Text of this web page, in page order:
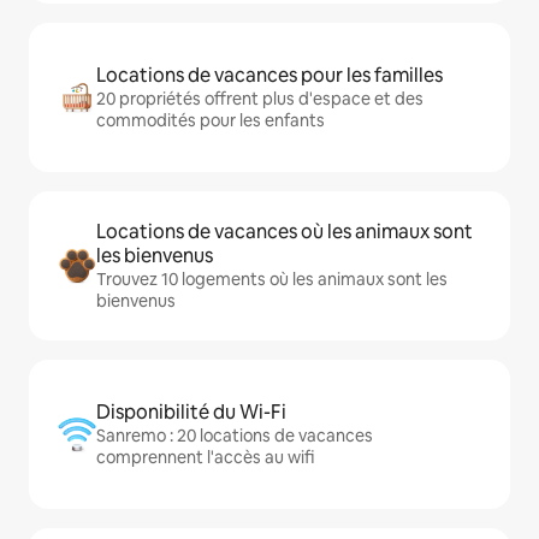
Locations de vacances pour les familles
20 propriétés offrent plus d'espace et des
commodités pour les enfants
Locations de vacances où les animaux sont
les bienvenus
Trouvez 10 logements où les animaux sont les
bienvenus
Disponibilité du Wi-Fi
Sanremo : 20 locations de vacances
comprennent l'accès au wifi